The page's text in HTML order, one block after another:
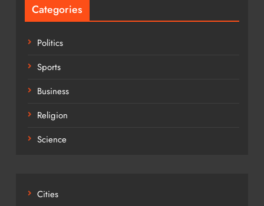
Categories
Politics
Sports
Business
Religion
Science
Cities